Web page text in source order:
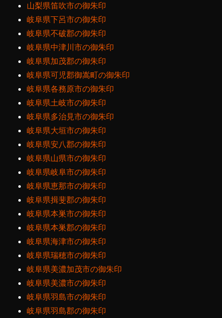
山梨県笛吹市の御朱印
岐阜県下呂市の御朱印
岐阜県不破郡の御朱印
岐阜県中津川市の御朱印
岐阜県加茂郡の御朱印
岐阜県可児郡御嵩町の御朱印
岐阜県各務原市の御朱印
岐阜県土岐市の御朱印
岐阜県多治見市の御朱印
岐阜県大垣市の御朱印
岐阜県安八郡の御朱印
岐阜県山県市の御朱印
岐阜県岐阜市の御朱印
岐阜県恵那市の御朱印
岐阜県揖斐郡の御朱印
岐阜県本巣市の御朱印
岐阜県本巣郡の御朱印
岐阜県海津市の御朱印
岐阜県瑞穂市の御朱印
岐阜県美濃加茂市の御朱印
岐阜県美濃市の御朱印
岐阜県羽島市の御朱印
岐阜県羽島郡の御朱印